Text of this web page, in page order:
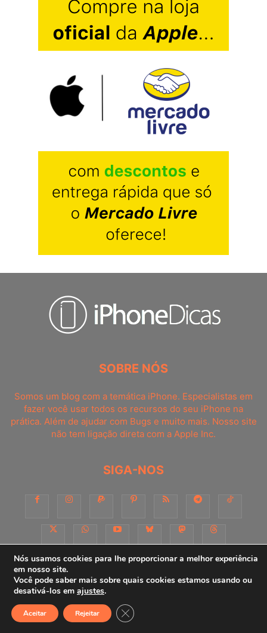
SOBRE NÓS
Somos um blog com a temática iPhone. Especialistas em
fazer você usar todos os recursos do seu iPhone na
prática. Além de ajudar com Bugs e muito mais. Nosso site
não tem ligação direta com a Apple Inc.
SIGA-NOS
Sobre Contato Apoie-nos!
© iPhoneDicas
Nós usamos cookies para lhe proporcionar a melhor experiência
em nosso site.
Você pode saber mais sobre quais cookies estamos usando ou
desativá-los em ajustes.
Aceitar Rejeitar Close GDPR Cookie Banner